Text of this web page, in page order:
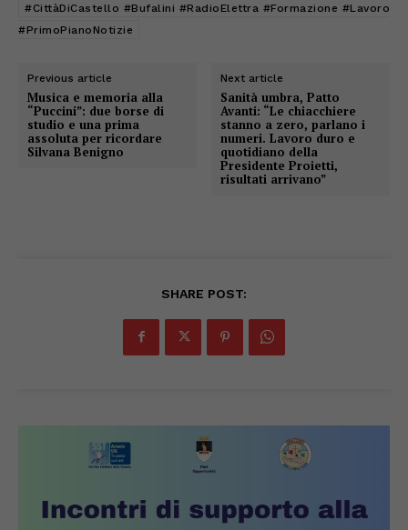
#CittàDiCastello #Bufalini #RadioElettra #Formazione #Lavoro
#PrimoPianoNotizie
Previous article
Musica e memoria alla
“Puccini”: due borse di
studio e una prima
assoluta per ricordare
Silvana Benigno
Next article
Sanità umbra, Patto
Avanti: “Le chiacchiere
stanno a zero, parlano i
numeri. Lavoro duro e
quotidiano della
Presidente Proietti,
risultati arrivano”
SHARE POST: